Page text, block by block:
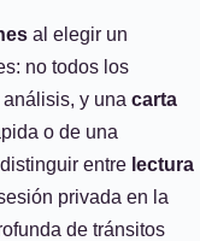
al elegir un
no todos los
y una carta
o de una
entre lectura
privada en la
de tránsitos